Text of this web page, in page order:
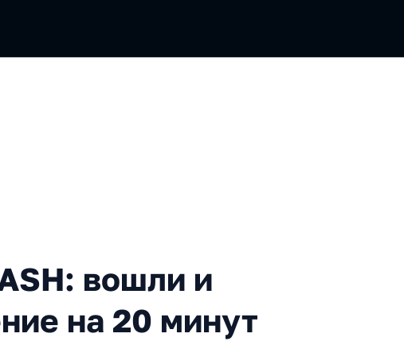
вошли и вышли, приключение
вошли и
на 20 минут